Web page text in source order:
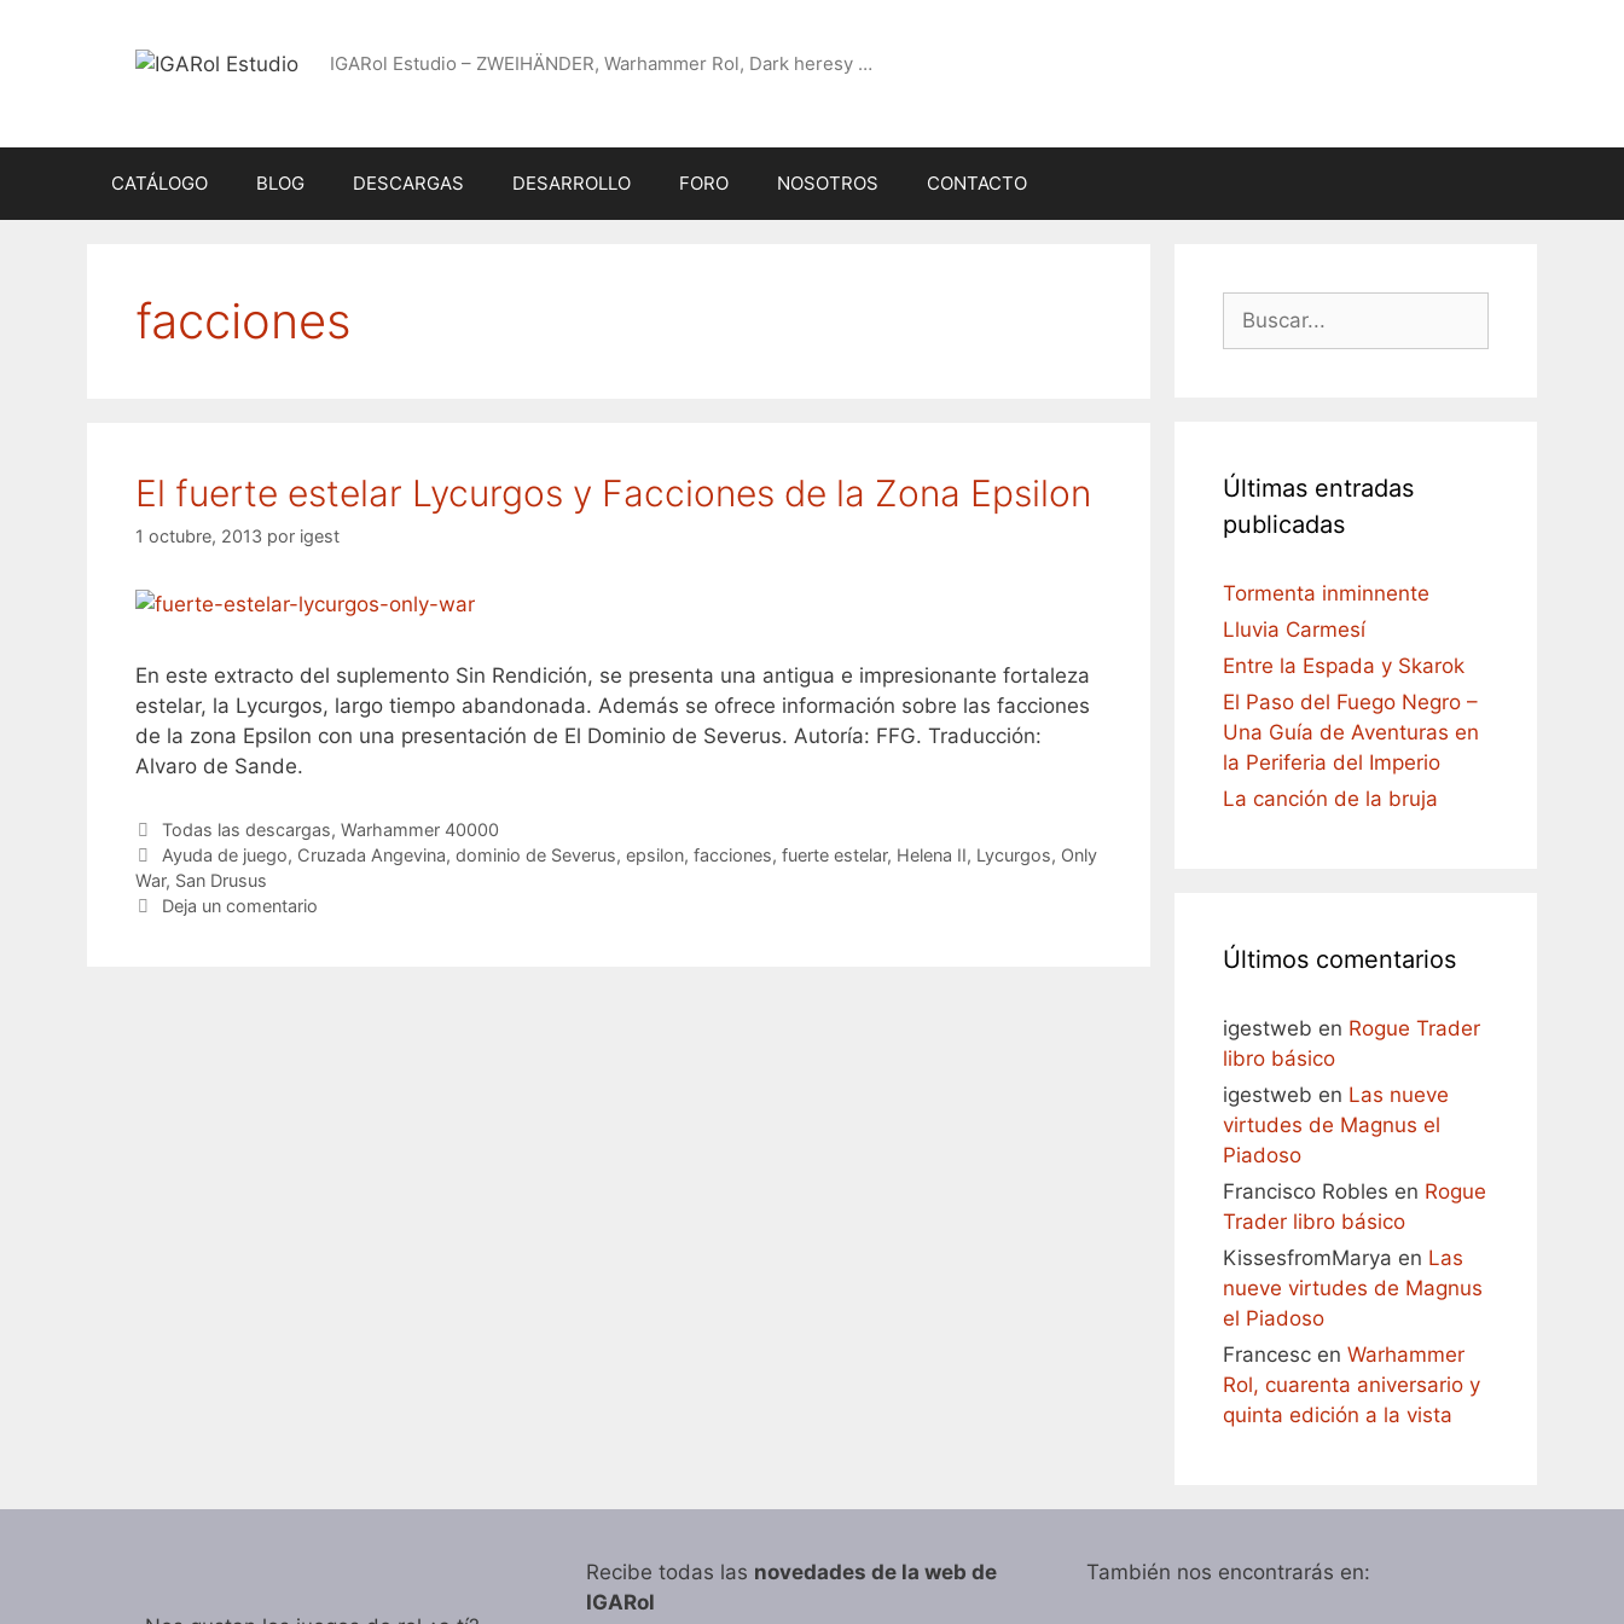
IGARol Estudio – ZWEIHÄNDER, Warhammer Rol, Dark heresy …
CATÁLOGO BLOG DESCARGAS DESARROLLO FORO NOSOTROS CONTACTO
facciones
El fuerte estelar Lycurgos y Facciones de la Zona Epsilon
1 octubre, 2013 por igest
En este extracto del suplemento Sin Rendición, se presenta una antigua e impresionante fortaleza
estelar, la Lycurgos, largo tiempo abandonada. Además se ofrece información sobre las facciones
de la zona Epsilon con una presentación de El Dominio de Severus. Autoría: FFG. Traducción:
Alvaro de Sande.
Categorías
Todas las descargas, Warhammer 40000
Etiquetas
Ayuda de juego, Cruzada Angevina, dominio de Severus, epsilon, facciones, fuerte estelar, Helena II, Lycurgos, Only
War, San Drusus
Deja un comentario
Buscar:
Últimas entradas
publicadas
Tormenta inminnente
Lluvia Carmesí
Entre la Espada y Skarok
El Paso del Fuego Negro –
Una Guía de Aventuras en
la Periferia del Imperio
La canción de la bruja
Últimos comentarios
igestweb en Rogue Trader
libro básico
igestweb en Las nueve
virtudes de Magnus el
Piadoso
Francisco Robles en Rogue
Trader libro básico
KissesfromMarya en Las
nueve virtudes de Magnus
el Piadoso
Francesc en Warhammer
Rol, cuarenta aniversario y
quinta edición a la vista
Recibe todas las novedades de la web de
IGARol
También nos encontrarás en: